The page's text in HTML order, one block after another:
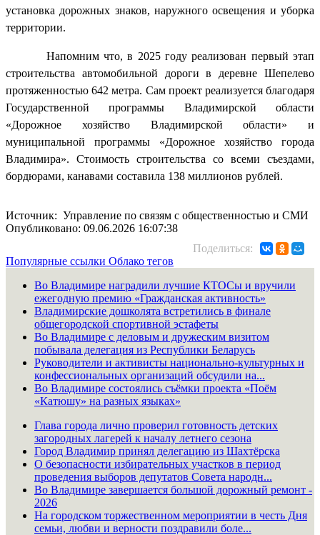
установка дорожных знаков, наружного освещения и уборка
территории.
Напомним что, в 2025 году реализован первый этап
строительства автомобильной дороги в деревне Шепелево
протяженностью 642 метра. Сам проект реализуется благодаря
Государственной программы Владимирской области
«Дорожное хозяйство Владимирской области» и
муниципальной программы «Дорожное хозяйство города
Владимира». Стоимость строительства со всеми съездами,
бордюрами, канавами составила 138 миллионов рублей.
Источник: Управление по связям с общественностью и СМИ
Опубликовано: 09.06.2026 16:07:38
Поделиться:
Популярные ссылки Облако тегов
Во Владимире наградили лучшие КТОСы и вручили
ежегодную премию «Гражданская активность»
Владимирские дошколята встретились в финале
общегородской спортивной эстафеты
Во Владимире с деловым и дружеским визитом
побывала делегация из Республики Беларусь
Руководители и активисты национально-культурных и
конфессиональных организаций обсудили на...
Во Владимире состоялись съёмки проекта «Поём
«Катюшу» на разных языках»
Глава города лично проверил готовность детских
загородных лагерей к началу летнего сезона
Город Владимир принял делегацию из Шахтёрска
О безопасности избирательных участков в период
проведения выборов депутатов Совета народн...
Во Владимире завершается большой дорожный ремонт -
2026
На городском торжественном мероприятии в честь Дня
семьи, любви и верности поздравили боле...